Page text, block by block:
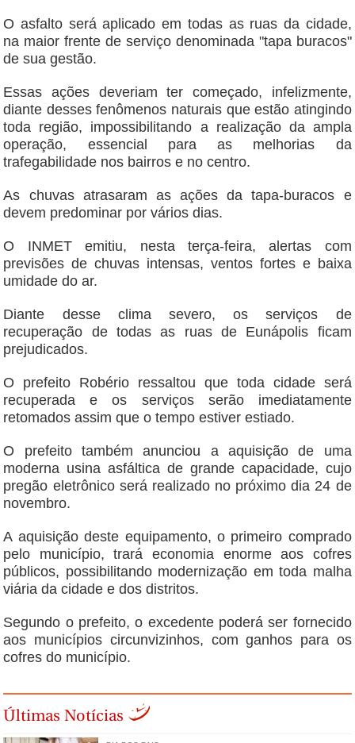
O asfalto será aplicado em todas as ruas da cidade,
na maior frente de serviço denominada "tapa buracos"
de sua gestão.
Essas ações deveriam ter começado, infelizmente,
diante desses fenômenos naturais que estão atingindo
toda região, impossibilitando a realização da ampla
operação, essencial para as melhorias da
trafegabilidade nos bairros e no centro.
As chuvas atrasaram as ações da tapa-buracos e
devem predominar por vários dias.
O INMET emitiu, nesta terça-feira, alertas com
previsões de chuvas intensas, ventos fortes e baixa
umidade do ar.
Diante desse clima severo, os serviços de
recuperação de todas as ruas de Eunápolis ficam
prejudicados.
O prefeito Robério ressaltou que toda cidade será
recuperada e os serviços serão imediatamente
retomados assim que o tempo estiver estiado.
O prefeito também anunciou a aquisição de uma
moderna usina asfáltica de grande capacidade, cujo
pregão eletrônico será realizado no próximo dia 24 de
novembro.
A aquisição deste equipamento, o primeiro comprado
pelo município, trará economia enorme aos cofres
públicos, possibilitando modernização em toda malha
viária da cidade e dos distritos.
Segundo o prefeito, o excedente poderá ser fornecido
aos municípios circunvizinhos, com ganhos para os
cofres do município.
Últimas Notícias